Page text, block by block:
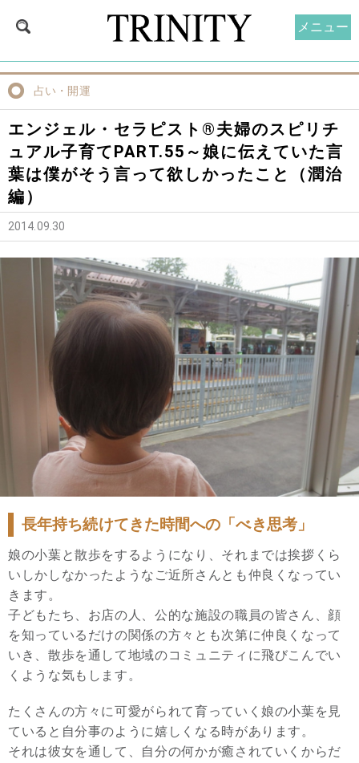
占い・開運
エンジェル・セラピスト®夫婦のスピリチ
ュアル子育てPART.55～娘に伝えていた言
葉は僕がそう言って欲しかったこと（潤治
編）
2014.09.30
長年持ち続けてきた時間への「べき思考」
娘の小葉と散歩をするようになり、それまでは挨拶くら
いしかしなかったようなご近所さんとも仲良くなってい
きます。
子どもたち、お店の人、公的な施設の職員の皆さん、顔
を知っているだけの関係の方々とも次第に仲良くなって
いき、散歩を通して地域のコミュニティに飛びこんでい
くような気もします。
たくさんの方々に可愛がられて育っていく娘の小葉を見
ていると自分事のように嬉しくなる時があります。
それは彼女を通して、自分の何かが癒されていくからだ
メニュー